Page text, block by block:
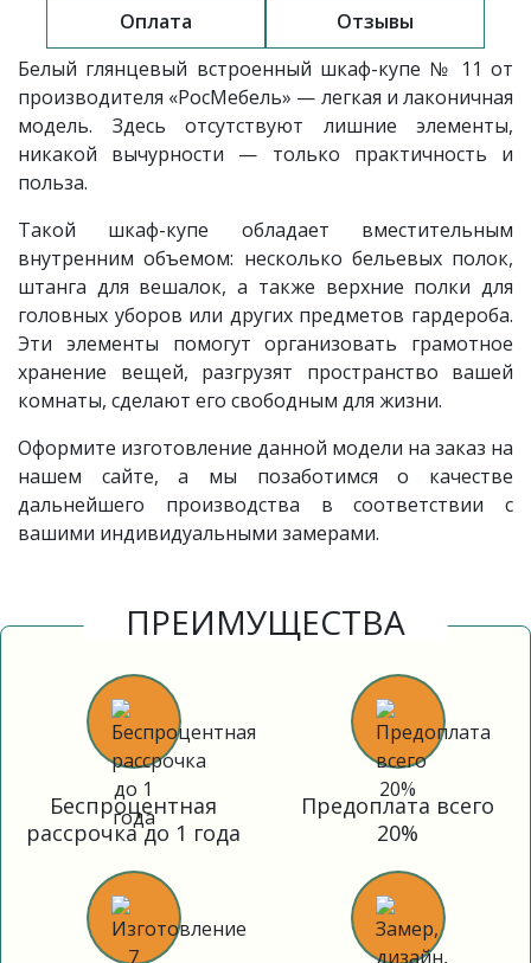
Оплата
Отзывы
Белый глянцевый встроенный шкаф-купе № 11 от
производителя «РосМебель» — легкая и лаконичная
модель. Здесь отсутствуют лишние элементы,
никакой вычурности — только практичность и
польза.
Такой шкаф-купе обладает вместительным
внутренним объемом: несколько бельевых полок,
штанга для вешалок, а также верхние полки для
головных уборов или других предметов гардероба.
Эти элементы помогут организовать грамотное
хранение вещей, разгрузят пространство вашей
комнаты, сделают его свободным для жизни.
Оформите изготовление данной модели на заказ на
нашем сайте, а мы позаботимся о качестве
дальнейшего производства в соответствии с
вашими индивидуальными замерами.
ПРЕИМУЩЕСТВА
Беспроцентная
рассрочка до 1 года
Предоплата всего
20%